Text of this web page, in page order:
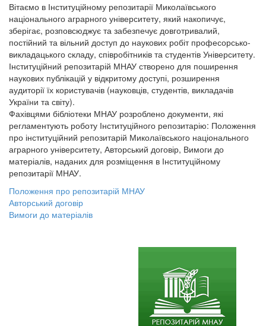
Вітаємо в Інституційному репозитарії Миколаївського
національного аграрного університету, який накопичує,
зберігає, розповсюджує та забезпечує довготривалий,
постійний та вільний доступ до наукових робіт професорсько-
викладацького складу, співробітників та студентів Університету.
Інституційний репозитарій МНАУ створено для поширення
наукових публікацій у відкритому доступі, розширення
аудиторії їх користувачів (науковців, студентів, викладачів
України та світу).
Фахівцями бібліотеки МНАУ розроблено документи, які
регламентують роботу Інституційного репозитарію: Положення
про інституційний репозитарій Миколаївського національного
аграрного університету, Авторський договір, Вимоги до
матеріалів, наданих для розміщення в Інституційному
репозитарії МНАУ.
Положення про репозитарій МНАУ
Авторський договір
Вимоги до матеріалів